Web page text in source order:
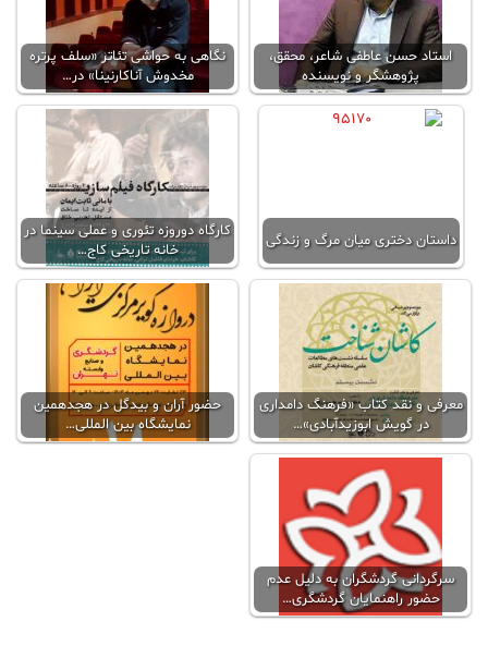
استاد حسن عاطفی شاعر، محقق،
پژوهشگر و نویسنده
نگاهی به حواشی تئاتر «سلف پرتره
مخدوش آناکارنینا» در…
داستان دختری میان مرگ و زندگی
کارگاه دوروزه تئوری و عملی سینما در
خانه تاریخی کاج…
معرفی و نقد کتاب «فرهنگ دامداری
در گویش ابوزیدآبادی»…
حضور آران و بیدگل در هجدهمین
نمایشگاه بین المللی…
سرگردانی گردشگران به دلیل عدم
حضور راهنمایان گردشگری…